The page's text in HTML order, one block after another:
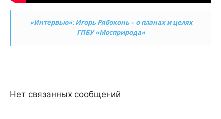
«Интервью»: Игорь Рябоконь – о планах и целях
ГПБУ «Мосприрода»
Нет связанных сообщений